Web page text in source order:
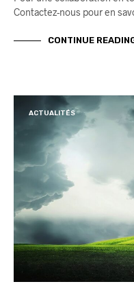
Contactez-nous pour en
CONTINUE
ACTUALITÉS